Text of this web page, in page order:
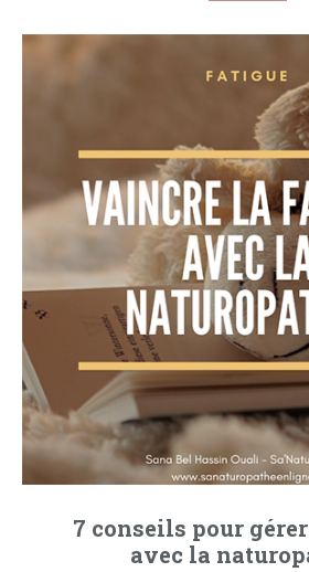
7 conseils pour
avec la